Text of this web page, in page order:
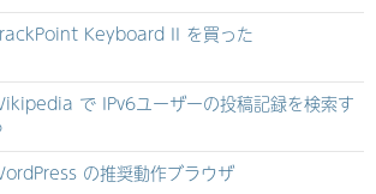
Keyboard II を買った
で IPv6ユーザーの投稿記録を検索す
の推奨動作ブラウザ